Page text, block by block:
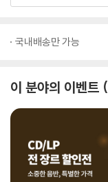
국내배송만 가능
이 분야의 이벤트